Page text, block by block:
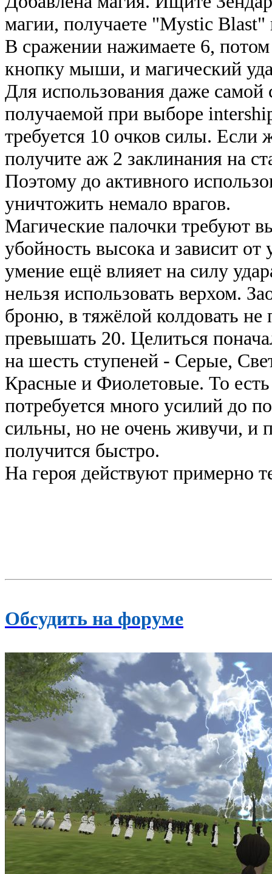
магии, получаете "Mystic
В сражении нажимаете 6,
кнопку мыши, и магический
Для использования даже самой
получаемой при выборе
требуется 10 очков силы. Если
получите аж 2 заклинания на
Поэтому до активного
уничтожить немало врагов.
Магические палочки требуют
убойность высока и зависит
умение ещё влияет на силу
нельзя использовать верхом.
броню, в тяжёлой колдовать не
превышать 20. Целиться
на шесть ступеней - Серые,
Красные и Фиолетовые. То
потребуется много усилий до
сильны, но не очень живучи, и
получится быстро.
На героя действуют примерно
Обсудить на форуме